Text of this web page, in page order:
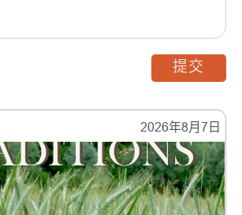
2026年8月7日
提交